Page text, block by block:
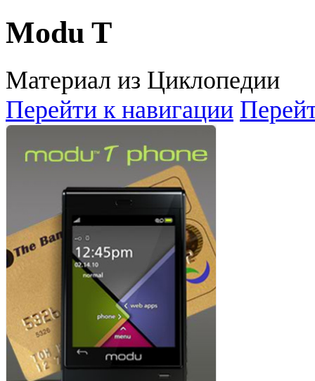
Modu T
Материал из Циклопедии
Перейти к навигации